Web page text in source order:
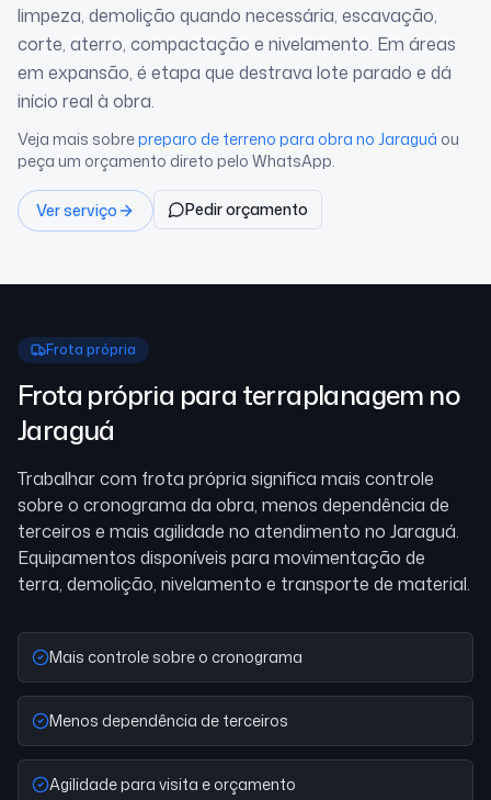
limpeza, demolição quando necessária, escavação,
corte, aterro, compactação e nivelamento. Em áreas
em expansão, é etapa que destrava lote parado e dá
início real à obra.
Veja mais sobrepreparo de terreno para obra no Jaraguá ou
peça um orçamento direto pelo WhatsApp.
Ver serviço Pedir orçamento
Frota própria
Frota própria para terraplanagem no
Jaraguá
Trabalhar com frota própria significa mais controle
sobre o cronograma da obra, menos dependência de
terceiros e mais agilidade no atendimento no Jaraguá.
Equipamentos disponíveis para movimentação de
terra, demolição, nivelamento e transporte de material.
Mais controle sobre o cronograma
Menos dependência de terceiros
Agilidade para visita e orçamento